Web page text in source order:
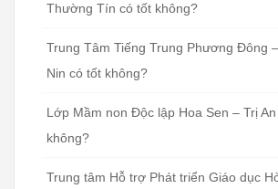
Thường Tín có tốt không?
Trung Tâm Tiếng Trung Phương Đông
Nin có tốt không?
Lớp Mầm non Độc lập Hoa Sen – Trị
không?
Trung tâm Hỗ trợ Phát triển Giáo dục